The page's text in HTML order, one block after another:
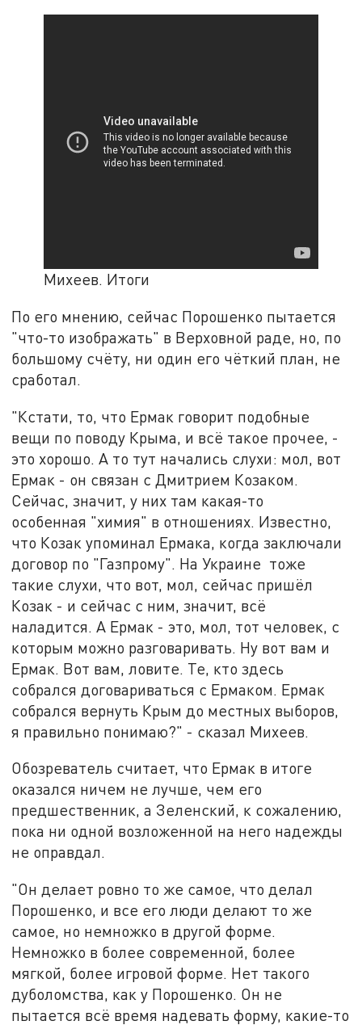
Михеев. Итоги
По его мнению, сейчас Порошенко пытается
"что-то изображать" в Верховной раде, но, по
большому счёту, ни один его чёткий план, не
сработал.
"Кстати, то, что Ермак говорит подобные
вещи по поводу Крыма, и всё такое прочее, -
это хорошо. А то тут начались слухи: мол, вот
Ермак - он связан с Дмитрием Козаком.
Сейчас, значит, у них там какая-то
особенная "химия" в отношениях. Известно,
что Козак упоминал Ермака, когда заключали
договор по "Газпрому". На Украине тоже
такие слухи, что вот, мол, сейчас пришёл
Козак - и сейчас с ним, значит, всё
наладится. А Ермак - это, мол, тот человек, с
которым можно разговаривать. Ну вот вам и
Ермак. Вот вам, ловите. Те, кто здесь
собрался договариваться с Ермаком. Ермак
собрался вернуть Крым до местных выборов,
я правильно понимаю?" - сказал Михеев.
Обозреватель считает, что Ермак в итоге
оказался ничем не лучше, чем его
предшественник, а Зеленский, к сожалению,
пока ни одной возложенной на него надежды
не оправдал.
"Он делает ровно то же самое, что делал
Порошенко, и все его люди делают то же
самое, но немножко в другой форме.
Немножко в более современной, более
мягкой, более игровой форме. Нет такого
дуболомства, как у Порошенко. Он не
пытается всё время надевать форму, какие-то